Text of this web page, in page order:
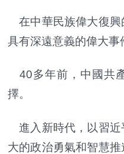
在中華民族偉大復興
具有深遠意義的偉大事
40多年前，中國共
擇。
進入新時代，以習近
大的政治勇氣和智慧